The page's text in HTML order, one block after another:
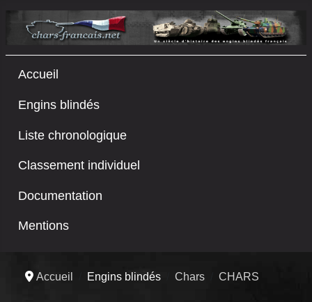
Accueil
Engins blindés
Liste chronologique
Classement individuel
Documentation
Mentions
Accueil Engins blindés Chars CHARS